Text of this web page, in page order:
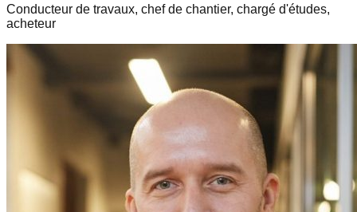
Conducteur de travaux, chef de chantier, chargé d'études,
acheteur